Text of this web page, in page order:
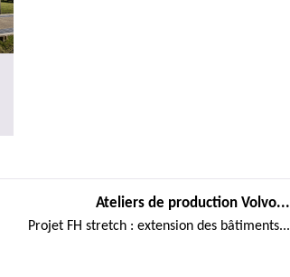
Ateliers de production Volvo...
Projet FH stretch : extension des bâtiments...